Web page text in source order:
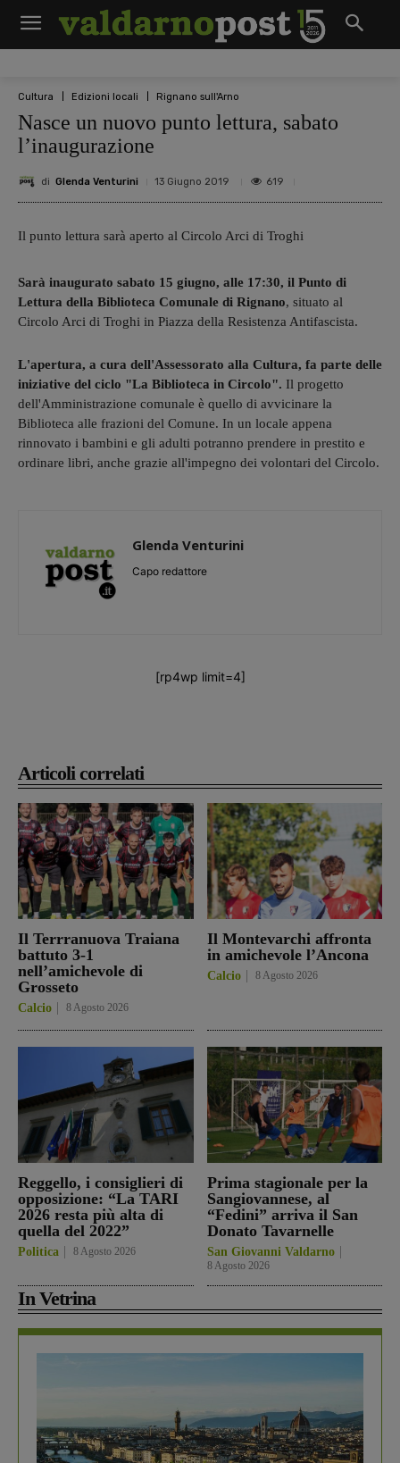
Cultura Edizioni locali Rignano sull'Arno
Nasce un nuovo punto lettura, sabato
l’inaugurazione
di Glenda Venturini 13 Giugno 2019 619
Articoli correlati
Il Terrranuova Traiana
battuto 3-1
nell’amichevole di
Grosseto
Calcio 8 Agosto 2026
Il Montevarchi affronta
in amichevole l’Ancona
Calcio 8 Agosto 2026
Reggello, i consiglieri di
opposizione: “La TARI
2026 resta più alta di
quella del 2022”
Politica 8 Agosto 2026
Prima stagionale per la
Sangiovannese, al
“Fedini” arriva il San
Donato Tavarnelle
San Giovanni Valdarno
8 Agosto 2026
In Vetrina
Il punto lettura sarà aperto al Circolo Arci di Troghi
Sarà inaugurato sabato 15 giugno, alle 17:30, il Punto di
Lettura della Biblioteca Comunale di Rignano, situato al
Circolo Arci di Troghi in Piazza della Resistenza Antifascista.
L'apertura, a cura dell'Assessorato alla Cultura, fa parte delle
iniziative del ciclo "La Biblioteca in Circolo". Il progetto
dell'Amministrazione comunale è quello di avvicinare la
Biblioteca alle frazioni del Comune. In un locale appena
rinnovato i bambini e gli adulti potranno prendere in prestito e
ordinare libri, anche grazie all'impegno dei volontari del Circolo.
Glenda Venturini
Capo redattore
[rp4wp limit=4]